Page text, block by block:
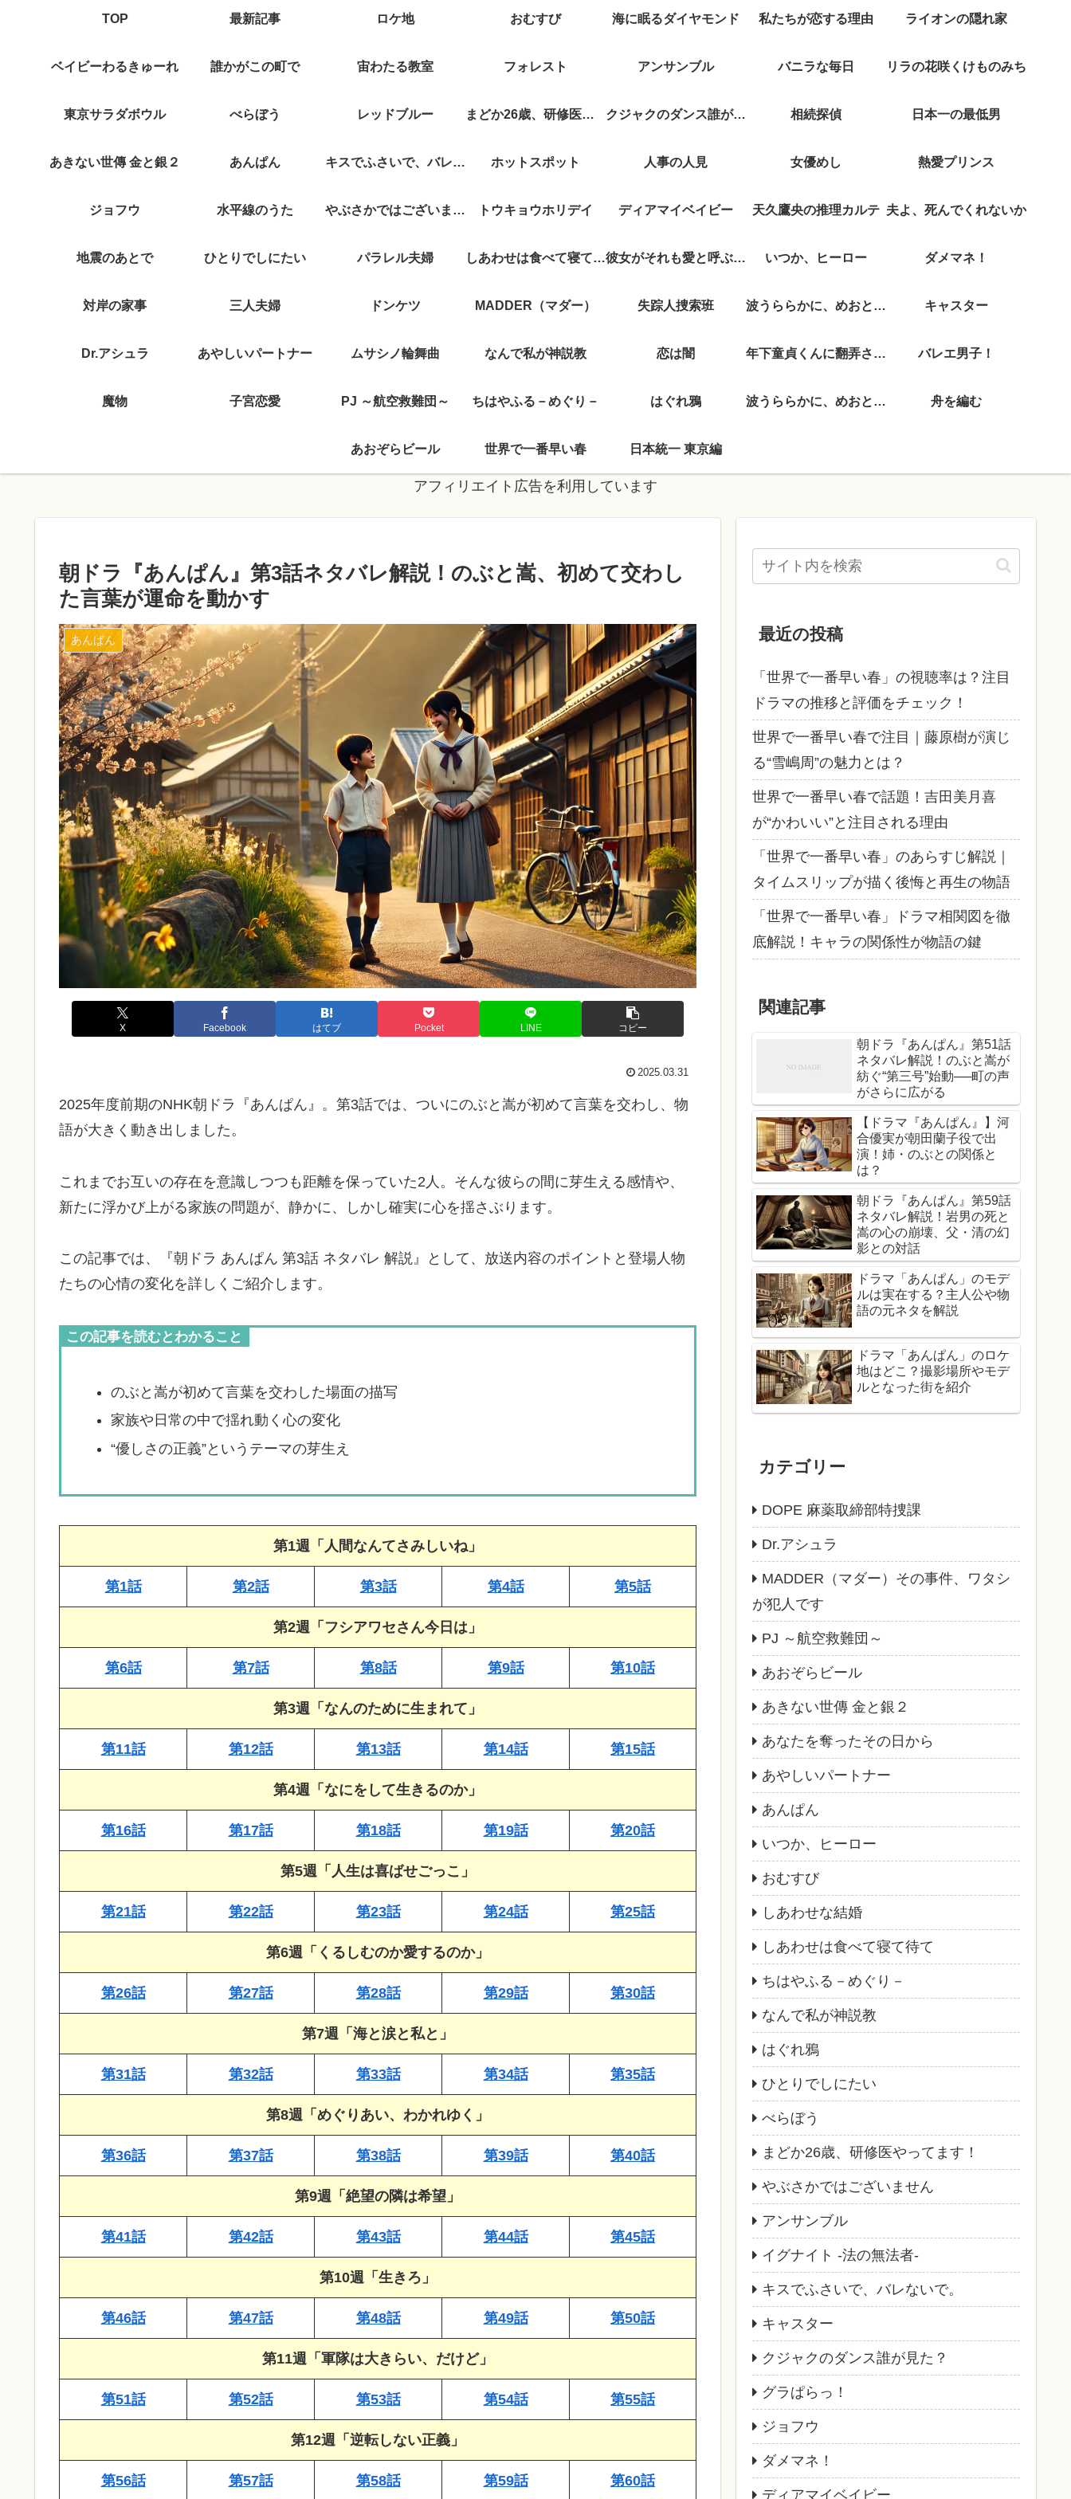
TOP 最新記事 ロケ地 おむすび 海に眠るダイヤモンド 私たちが恋する理由 ライオンの隠れ家
ベイビーわるきゅーれ 誰かがこの町で 宙わたる教室 フォレスト アンサンブル バニラな毎日 リラの花咲くけものみち
東京サラダボウル べらぼう レッドブルー まどか26歳、研修医やってます！ クジャクのダンス誰が見た？ 相続探偵 日本一の最低男
あきない世傳 金と銀２ あんぱん キスでふさいで、バレないで。 ホットスポット 人事の人見 女優めし 熱愛プリンス
ジョフウ 水平線のうた やぶさかではございません トウキョウホリデイ ディアマイベイビー 天久鷹央の推理カルテ 夫よ、死んでくれないか
地震のあとで ひとりでしにたい パラレル夫婦 しあわせは食べて寝て待て 彼女がそれも愛と呼ぶなら いつか、ヒーロー ダメマネ！
対岸の家事 三人夫婦 ドンケツ MADDER（マダー） 失踪人捜索班 波うららかに、めおと日和 キャスター
Dr.アシュラ あやしいパートナー ムサシノ輪舞曲 なんで私が神説教 恋は闇 年下童貞くんに翻弄されてます バレエ男子！
魔物 子宮恋愛 PJ ～航空救難団～ ちはやふる－めぐり－ はぐれ鴉 波うららかに、めおと日和 舟を編む
あおぞらビール 世界で一番早い春 日本統一 東京編
アフィリエイト広告を利用しています
朝ドラ『あんぱん』第3話ネタバレ解説！のぶと嵩、初めて交わし
た言葉が運命を動かす
あんぱん
X Facebook はてブ Pocket LINE コピー
2025.03.31
2025年度前期のNHK朝ドラ『あんぱん』。第3話では、ついにのぶと嵩が初めて言葉を交わし、物
語が大きく動き出しました。
これまでお互いの存在を意識しつつも距離を保っていた2人。そんな彼らの間に芽生える感情や、
新たに浮かび上がる家族の問題が、静かに、しかし確実に心を揺さぶります。
この記事では、『朝ドラ あんぱん 第3話 ネタバレ 解説』として、放送内容のポイントと登場人物
たちの心情の変化を詳しくご紹介します。
この記事を読むとわかること
のぶと嵩が初めて言葉を交わした場面の描写
家族や日常の中で揺れ動く心の変化
“優しさの正義”というテーマの芽生え
第1週「人間なんてさみしいね」
第1話 第2話 第3話 第4話 第5話
第2週「フシアワセさん今日は」
第6話 第7話 第8話 第9話 第10話
第3週「なんのために生まれて」
第11話 第12話 第13話 第14話 第15話
第4週「なにをして生きるのか」
第16話 第17話 第18話 第19話 第20話
第5週「人生は喜ばせごっこ」
第21話 第22話 第23話 第24話 第25話
第6週「くるしむのか愛するのか」
第26話 第27話 第28話 第29話 第30話
第7週「海と涙と私と」
第31話 第32話 第33話 第34話 第35話
第8週「めぐりあい、わかれゆく」
第36話 第37話 第38話 第39話 第40話
第9週「絶望の隣は希望」
第41話 第42話 第43話 第44話 第45話
第10週「生きろ」
第46話 第47話 第48話 第49話 第50話
第11週「軍隊は大きらい、だけど」
第51話 第52話 第53話 第54話 第55話
第12週「逆転しない正義」
第56話 第57話 第58話 第59話 第60話
最近の投稿
「世界で一番早い春」の視聴率は？注目
ドラマの推移と評価をチェック！
世界で一番早い春で注目｜藤原樹が演じ
る“雪嶋周”の魅力とは？
世界で一番早い春で話題！吉田美月喜
が“かわいい”と注目される理由
「世界で一番早い春」のあらすじ解説｜
タイムスリップが描く後悔と再生の物語
「世界で一番早い春」ドラマ相関図を徹
底解説！キャラの関係性が物語の鍵
関連記事
朝ドラ『あんぱん』第51話
ネタバレ解説！のぶと嵩が
紡ぐ“第三号”始動──町の声
がさらに広がる
【ドラマ『あんぱん』】河
合優実が朝田蘭子役で出
演！姉・のぶとの関係と
は？
朝ドラ『あんぱん』第59話
ネタバレ解説！岩男の死と
嵩の心の崩壊、父・清の幻
影との対話
ドラマ「あんぱん」のモデ
ルは実在する？主人公や物
語の元ネタを解説
ドラマ「あんぱん」のロケ
地はどこ？撮影場所やモデ
ルとなった街を紹介
カテゴリー
DOPE 麻薬取締部特捜課
Dr.アシュラ
MADDER（マダー）その事件、ワタシ
が犯人です
PJ ～航空救難団～
あおぞらビール
あきない世傳 金と銀２
あなたを奪ったその日から
あやしいパートナー
あんぱん
いつか、ヒーロー
おむすび
しあわせな結婚
しあわせは食べて寝て待て
ちはやふる－めぐり－
なんで私が神説教
はぐれ鴉
ひとりでしにたい
べらぼう
まどか26歳、研修医やってます！
やぶさかではございません
アンサンブル
イグナイト -法の無法者-
キスでふさいで、バレないで。
キャスター
クジャクのダンス誰が見た？
グラぱらっ！
ジョフウ
ダメマネ！
ディアマイベイビー